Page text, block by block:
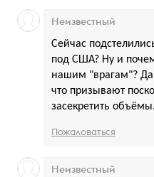
Сейчас
под США? Ну и
нашим "врагам"? Да
что призывают
засекретить
Неизвестный
Пожаловаться
Неизвестный